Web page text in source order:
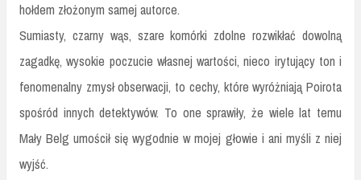
hołdem złożonym samej autorce.
Sumiasty, czarny wąs, szare komórki zdolne rozwikłać dowolną
zagadkę, wysokie poczucie własnej wartości, nieco irytujący ton i
fenomenalny zmysł obserwacji, to cechy, które wyróżniają Poirota
spośród innych detektywów. To one sprawiły, że wiele lat temu
Mały Belg umościł się wygodnie w mojej głowie i ani myśli z niej
wyjść.